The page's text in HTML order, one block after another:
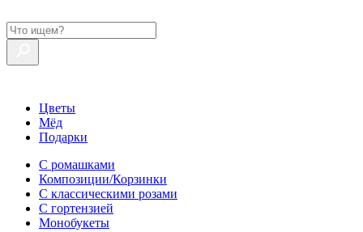
Цветы
Мёд
Подарки
С ромашками
Композиции/Корзинки
С классическими розами
С гортензией
Монобукеты